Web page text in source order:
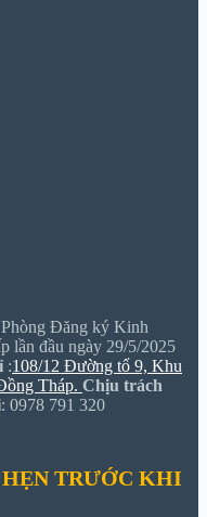
Đăng ký Kinh
lần đầu ngày 29/5/2025
:108/12 Đường tổ 9, Khu
Tháp. Chịu trách
: 0978 791 320
TRƯỚC KHI